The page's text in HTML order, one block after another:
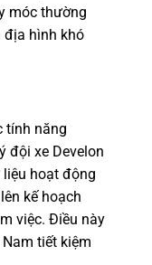
móc thường
địa hình khó
tính năng
đội xe Develon
hoạt động
kế hoạch
việc. Điều này
tiết kiệm